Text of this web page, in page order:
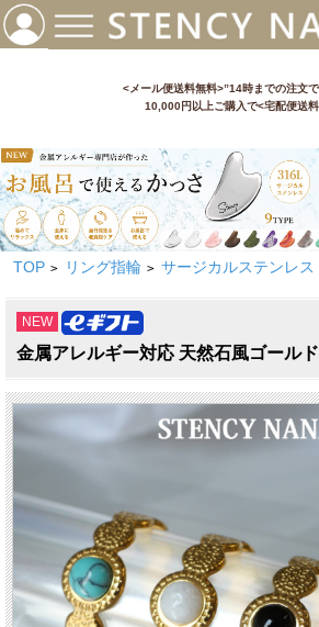
<メール便送料無料>”14時までの注文
10,000円以上ご購入で<宅配便送
TOP > リング指輪 > サージカルステンレス
NEW
金属アレルギー対応 天然石風ゴール